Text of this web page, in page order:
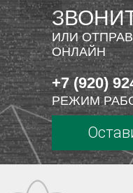
ИЛИ
ОНЛАЙН
+7 (920)
РЕЖИМ